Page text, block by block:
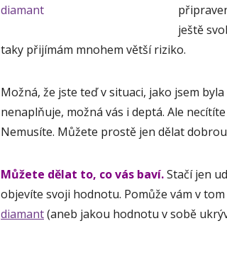
ještě
taky přijímám mnohem větší riziko.
Možná, že jste teď v situaci, jako jsem
nenaplňuje, možná vás i deptá. Ale
Nemusíte. Můžete prostě jen dělat
Můžete dělat to, co vás baví.Stačí jen
objevíte svoji hodnotu. Pomůže vám v
diamant(aneb jakou hodnotu v sobě